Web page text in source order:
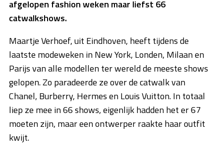
afgelopen fashion weken maar liefst 66
catwalkshows.
Maartje Verhoef, uit Eindhoven, heeft tijdens de
laatste modeweken in New York, Londen, Milaan en
Parijs van alle modellen ter wereld de meeste shows
gelopen. Zo paradeerde ze over de catwalk van
Chanel, Burberry, Hermes en Louis Vuitton. In totaal
liep ze mee in 66 shows, eigenlijk hadden het er 67
moeten zijn, maar een ontwerper raakte haar outfit
kwijt.